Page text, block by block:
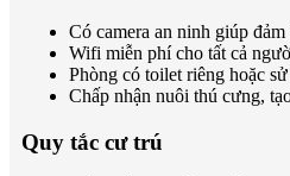
Có camera an ninh giúp
Wifi miễn phí cho tất cả
Phòng có toilet riêng hoặc
Chấp nhận nuôi thú cưng,
Quy tắc cư trú